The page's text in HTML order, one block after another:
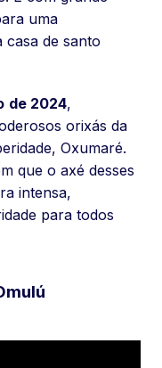
uma
casa de santo
de 2024,
orixás da
Oxumaré.
que o axé desses
intensa,
para todos